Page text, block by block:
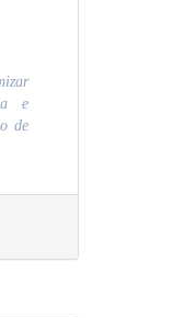
e
de